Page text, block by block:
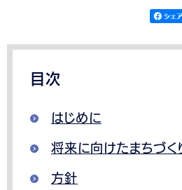
目次
はじめに
将来に向けたまちづく
方針